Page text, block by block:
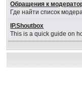
Обращения к
Где найти список
IP.Shoutbox
This is a quick guide on